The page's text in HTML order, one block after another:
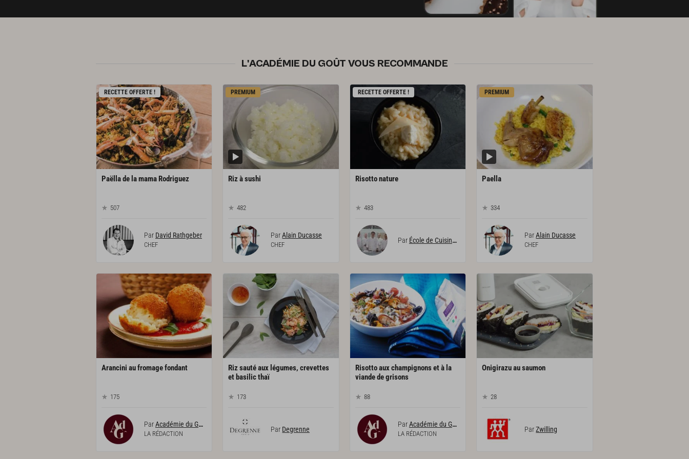
L'ACADÉMIE DU GOÛT VOUS RECOMMANDE
RECETTE OFFERTE !
Paëllade lamama Rodriguez
507
Par David Rathgeber
CHEF
PREMIUM
Rizàsushi
482
ParAlain Ducasse
CHEF
RECETTE OFFERTE !
Risottonature
483
Par École de Cuisine Alain Ducasse
PREMIUM
Paella
334
ParAlain Ducasse
CHEF
Arancini aufromagefondant
175
ParAcadémie du Goût
LA RÉDACTION
Riz sauté aux légumes, crevettes
et basilic thaï
173
Par Degrenne
Risotto aux champignons et à la
viande de grisons
88
ParAcadémie du Goût
LA RÉDACTION
Onigirazuausaumon
28
ParZwilling